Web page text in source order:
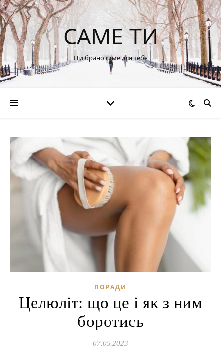
САМЕ ТИ
Підібрано саме для тебе
ПОРАДИ
Целюліт: що це і як з ним
боротись
07.05.2023